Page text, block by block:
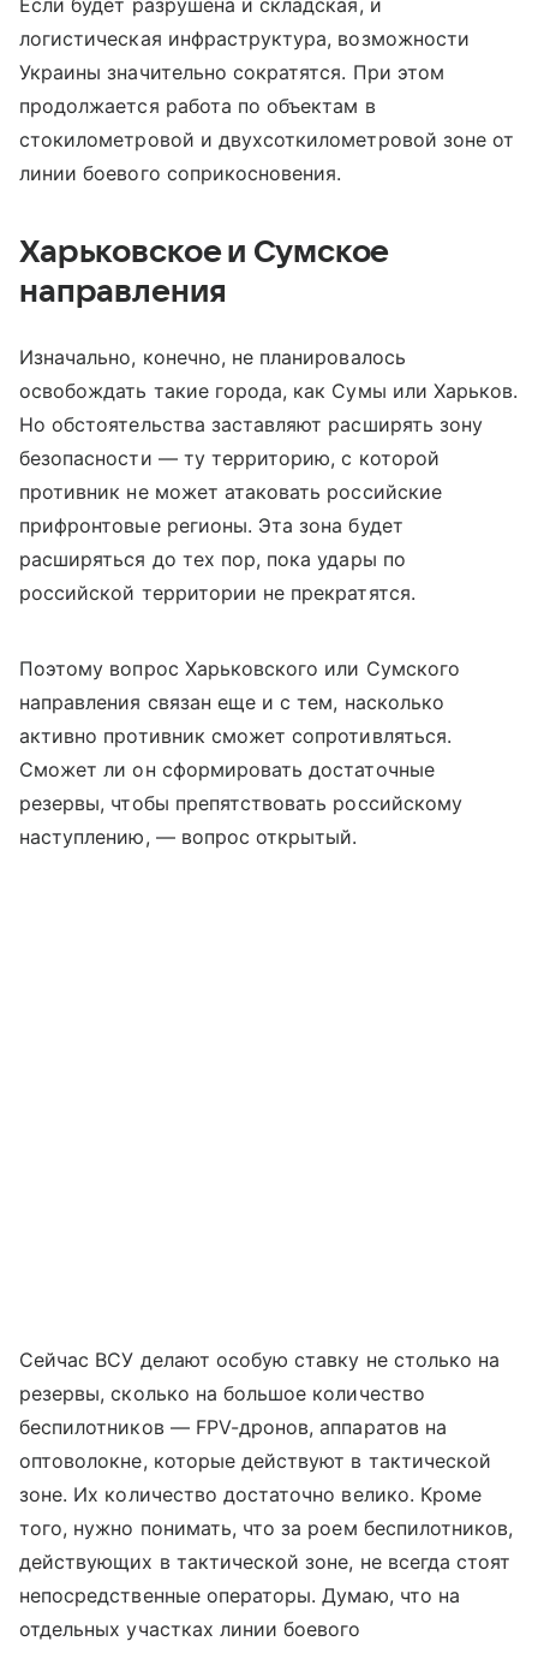
Если будет разрушена и складская, и
логистическая инфраструктура, возможности
Украины значительно сократятся. При этом
продолжается работа по объектам в
стокилометровой и двухсоткилометровой зоне от
линии боевого соприкосновения.
Харьковское и Сумское
направления
Изначально, конечно, не планировалось
освобождать такие города, как Сумы или Харьков.
Но обстоятельства заставляют расширять зону
безопасности — ту территорию, с которой
противник не может атаковать российские
прифронтовые регионы. Эта зона будет
расширяться до тех пор, пока удары по
российской территории не прекратятся.
Поэтому вопрос Харьковского или Сумского
направления связан еще и с тем, насколько
активно противник сможет сопротивляться.
Сможет ли он сформировать достаточные
резервы, чтобы препятствовать российскому
наступлению, — вопрос открытый.
Сейчас ВСУ делают особую ставку не столько на
резервы, сколько на большое количество
беспилотников — FPV-дронов, аппаратов на
оптоволокне, которые действуют в тактической
зоне. Их количество достаточно велико. Кроме
того, нужно понимать, что за роем беспилотников,
действующих в тактической зоне, не всегда стоят
непосредственные операторы. Думаю, что на
отдельных участках линии боевого